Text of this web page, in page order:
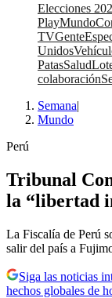
Elecciones
PlayMundo
TVGente
Unidos
PatasSalud
colaboración
Semana|
Mundo
Perú
Tribunal
la “libertad
La Fiscalía de Perú
salir del país a
Siga las noticias
hechos globales de